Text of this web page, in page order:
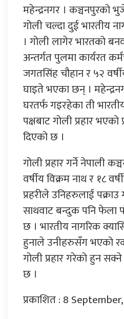
महेन्द्रनगर । कञ्चनपुरको
गोली चल्दा दुई भारतीय
। गोली लागेर भारतको
अन्तर्गत पुलमा कार्यरत
जगतसिंह चौहान र ५२
घाइते भएका छन् ।
घरतर्फ गइरहेका ती
पक्षबाट गोली प्रहार भएको
दिएको छ ।
गोली प्रहार गर्ने नेपाली
वर्षीय विक्रम नाथ र १८
प्रहरीले उनिहरुलाई
साथवाट बन्दुक पनि फेला
छ । भारतीय नागरिक
हुनाले उनीहरुसँग भएको
गोली प्रहार गरेको हुन
छ ।
प्रकाशित : 8